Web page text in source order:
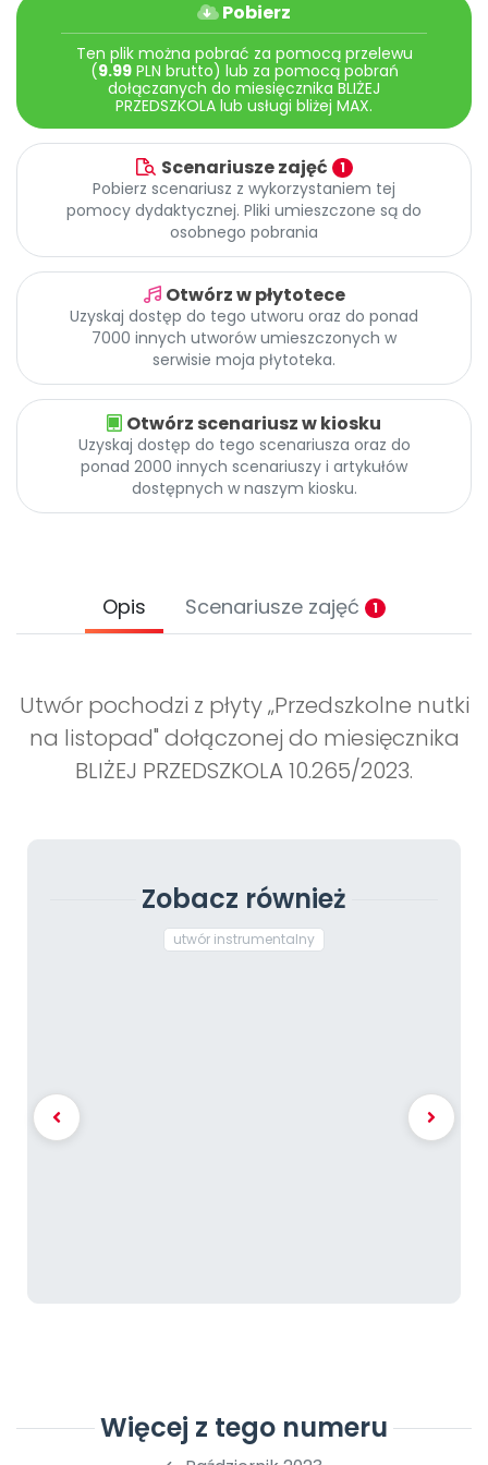
Archiwalne numery
Pomoc
Promocje
Pobierz
Ten plik można pobrać za pomocą przelewu
(9.99PLN brutto) lub za pomocą pobrań
dołączanych do miesięcznika BLIŻEJ
PRZEDSZKOLA lub usługi bliżej MAX.
Scenariusze zajęć 1
Pobierz scenariusz z wykorzystaniem tej
pomocy dydaktycznej. Pliki umieszczone są do
osobnego pobrania
Otwórz w płytotece
Uzyskaj dostęp do tego utworu oraz do ponad
7000 innych utworów umieszczonych w
serwisie moja płytoteka.
Otwórz scenariusz w kiosku
Uzyskaj dostęp do tego scenariusza oraz do
ponad 2000 innych scenariuszy i artykułów
dostępnych w naszym kiosku.
Opis Scenariusze zajęć 1
Utwór pochodzi z płyty „Przedszkolne nutki
na listopad" dołączonej do miesięcznika
BLIŻEJ PRZEDSZKOLA 10.265/2023.
Zobacz również
utwór instrumentalny
Więcej z tego numeru